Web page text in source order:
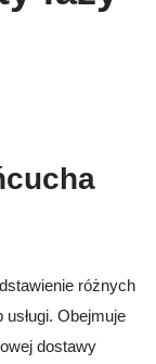
różnych
Obejmuje
dostawy